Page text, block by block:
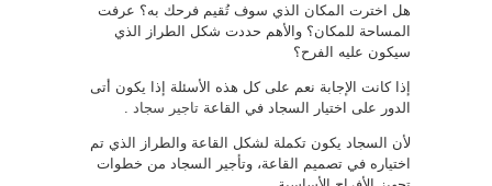
هل اخترت المكان الذي سوف تُقيم فرحك به؟ عرفت
المساحة للمكان؟ والأهم حددت شكل الطراز الذي
سيكون عليه الفرح؟
إذا كانت الإجابة نعم على كل هذه الأسئلة إذا يكون أتى
الدور على اختيار السجاد في القاعة تاجير سجاد
لأن السجاد يكون تكملة لشكل القاعة والطراز الذي تم
اختياره في تصميم القاعة، وتأجير السجاد من خطوات